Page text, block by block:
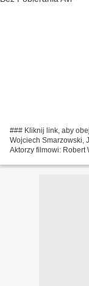
### Kliknij link, aby
Wojciech Smarzowski,
Aktorzy filmowi: Robert